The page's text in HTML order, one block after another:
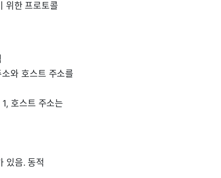
위한 프로토콜
와 호스트 주소를
호스트 주소는
있음. 동적